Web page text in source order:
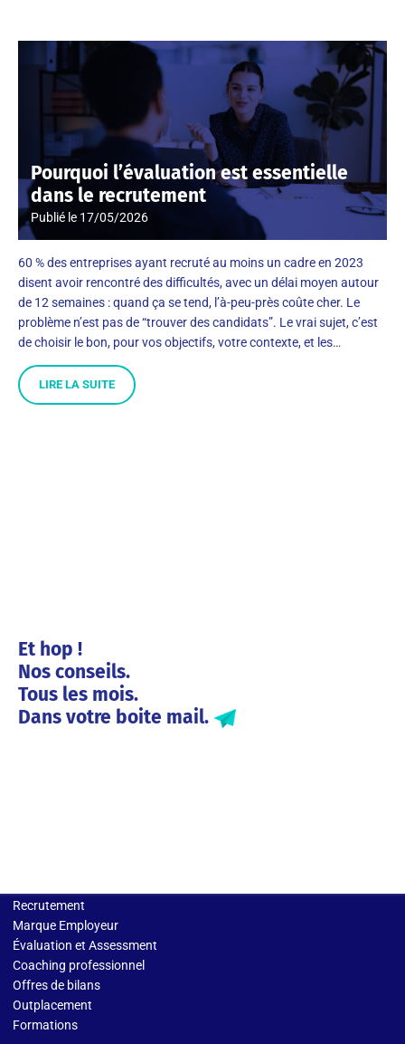
Pourquoi l’évaluation est essentielle
dans le recrutement
Publié le 17/05/2026
60 % des entreprises ayant recruté au moins un cadre en 2023
disent avoir rencontré des difficultés, avec un délai moyen autour
de 12 semaines : quand ça se tend, l’à-peu-près coûte cher. Le
problème n’est pas de “trouver des candidats”. Le vrai sujet, c’est
de choisir le bon, pour vos objectifs, votre contexte, et les…
LIRE LA SUITE
Et hop !
Nos conseils.
Tous les mois.
Dans votre boite mail.
Recrutement
Marque Employeur
Évaluation et Assessment
Coaching professionnel
Offres de bilans
Outplacement
Formations